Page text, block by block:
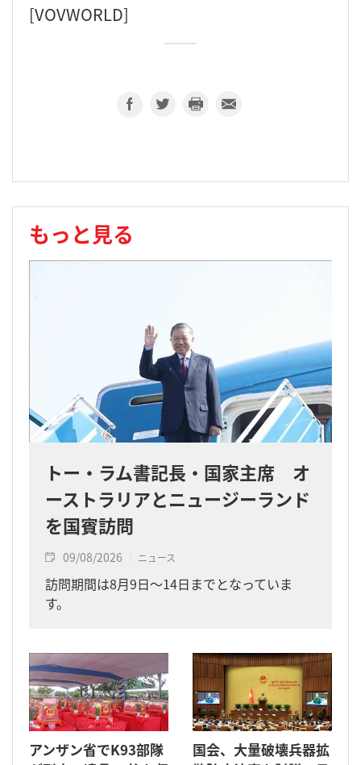
[VOVWORLD]
もっと見る
トー・ラム書記長・国家主席 オ
ーストラリアとニュージーランド
を国賓訪問
09/08/2026 ニュース
訪問期間は8月9日～14日までとなっていま
す。
アンザン省でK93部隊
国会、大量破壊兵器拡